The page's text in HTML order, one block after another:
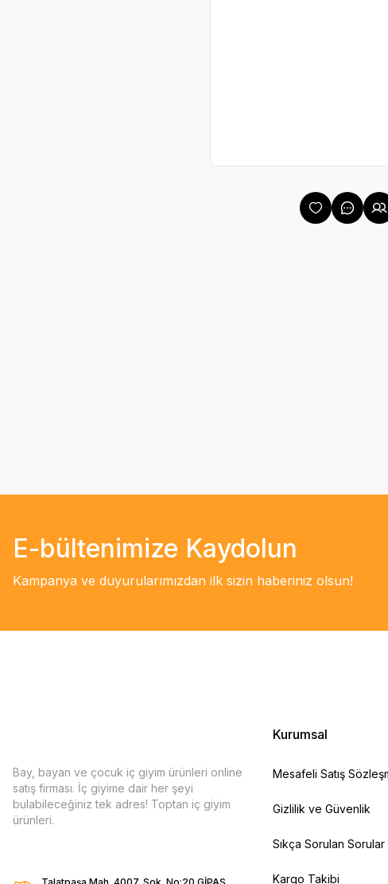
E-bültenimize Kaydolun
Kampanya ve duyurularımızdan ilk sizin haberiniz olsun!
Bay, bayan ve çocuk iç giyim ürünleri online
satış firması. İç giyime dair her şeyi
bulabileceğiniz tek adres! Toptan iç giyim
ürünleri.
Kurumsal
Mesafeli Satış
Gizlilik ve Güvenlik
Sıkça Sorulan Sorular
Kargo Takibi